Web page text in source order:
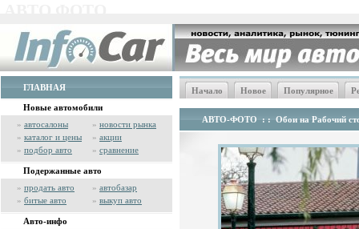
ГЛАВНАЯ
Новые автомобили
» автосалоны » новости рынка
» каталог и цены » акции
» подбор авто » сравнение
Подержанные авто
» продать авто » автобазар
» битые авто » выкуп авто
Авто-инфо
Начало Новое Популярное
АВТО-ФОТО : : Обои на Рабочий